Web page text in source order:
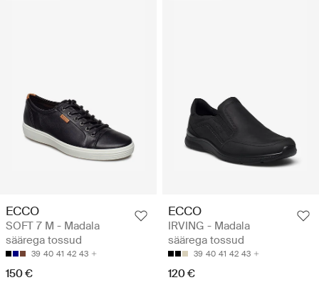
ECCO
SOFT 7 M - Madala
säärega tossud
39 40 41 42 43
150 €
ECCO
IRVING - Madala
säärega tossud
39 40 41 42 43
120 €